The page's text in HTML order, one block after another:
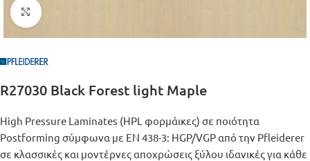
Μεγέθυνση
R27030 Black Forest light Maple
High Pressure Laminates (HPL φορμάικες) σε ποιότητα
Postforming σύμφωνα με EN 438-3: HGP/VGP από την Pfleiderer
σε κλασσικές και μοντέρνες αποχρώσεις ξύλου ιδανικές για κάθε